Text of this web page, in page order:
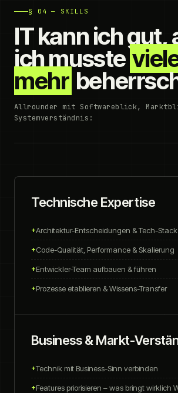
§ 04 — SKILLS
IT kann ich gut,
ich musste
mehr
Allrounder mit Softwareblick,
Systemverständnis:
Technische Expertise
Architektur-Entscheidungen & Tech-Stack
Code-Qualität, Performance & Skalierung
Entwickler-Team aufbauen & führen
Prozesse etablieren & Wissens-Transfer
Business & Markt-
Technik mit Business-Sinn verbinden
Features priorisieren – was bringt wirklich